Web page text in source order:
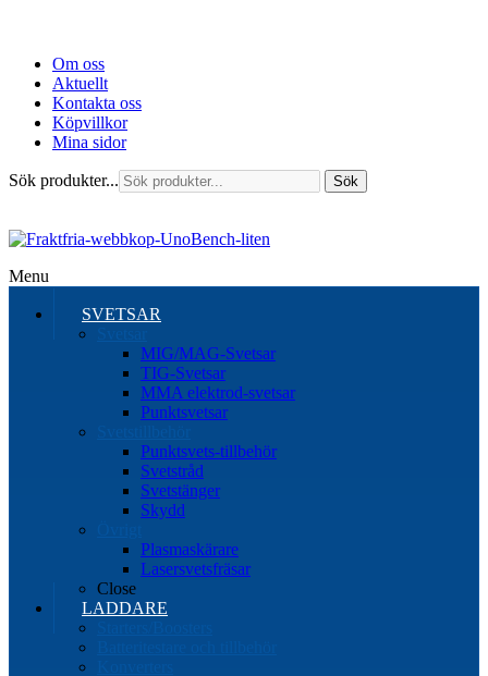
Om oss
Aktuellt
Kontakta oss
Köpvillkor
Mina sidor
Sök produkter... Sök
Menu
SVETSAR
MIG/MAG-Svetsar
TIG-Svetsar
MMA elektrod-svetsar
Punktsvetsar
Punktsvets-tillbehör
Svetstråd
Svetstänger
Skydd
Plasmaskärare
Lasersvetsfräsar
Close
LADDARE